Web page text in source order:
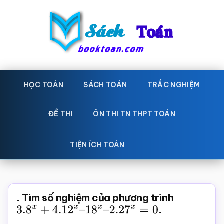
Sách
Toán
toán
Học
toán,
giáo
Toán,
trắc
HỌC TOÁN SÁCH TOÁN TRẮC NGHIỆM
ĐỀ THI ÔN THI TN THPT TOÁN
TIỆN ÍCH TOÁN
. Tìm số nghiệm của phương trình
3.8x +4.12x–18x–2.27x=0 .